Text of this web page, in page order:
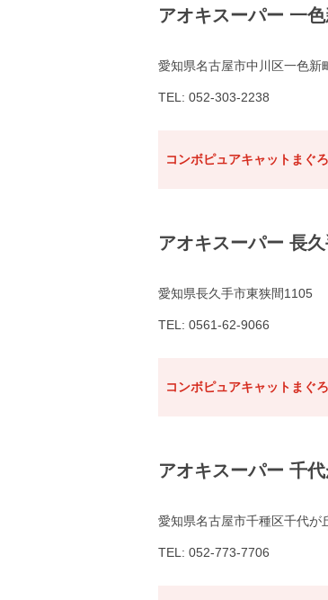
アオキスーパー 一
愛知県名古屋市中川区一色新
TEL: 052-303-2238
コンボピュアキャットまぐ
アオキスーパー 長
愛知県長久手市東狭間1105
TEL: 0561-62-9066
コンボピュアキャットまぐ
アオキスーパー 千
愛知県名古屋市千種区千代が
TEL: 052-773-7706